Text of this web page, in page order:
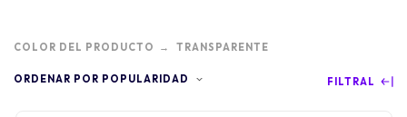
COLOR DEL PRODUCTO TRANSPARENTE
ORDENAR POR POPULARIDAD FILTRAL